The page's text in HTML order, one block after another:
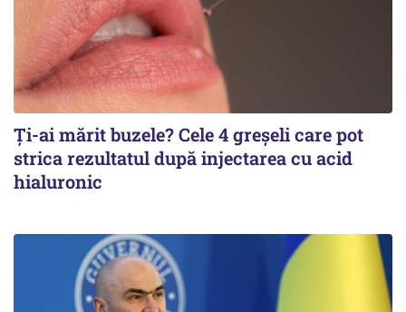
Ți-ai mărit buzele? Cele 4 greșeli care pot
strica rezultatul după injectarea cu acid
hialuronic